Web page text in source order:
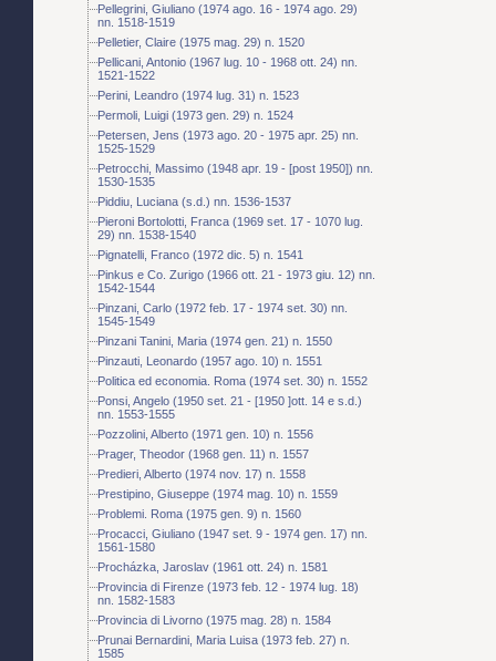
Pellegrini, Giuliano (1974 ago. 16 - 1974 ago. 29)
nn. 1518-1519
Pelletier, Claire (1975 mag. 29) n. 1520
Pellicani, Antonio (1967 lug. 10 - 1968 ott. 24) nn.
1521-1522
Perini, Leandro (1974 lug. 31) n. 1523
Permoli, Luigi (1973 gen. 29) n. 1524
Petersen, Jens (1973 ago. 20 - 1975 apr. 25) nn.
1525-1529
Petrocchi, Massimo (1948 apr. 19 - [post 1950]) nn.
1530-1535
Piddiu, Luciana (s.d.) nn. 1536-1537
Pieroni Bortolotti, Franca (1969 set. 17 - 1070 lug.
29) nn. 1538-1540
Pignatelli, Franco (1972 dic. 5) n. 1541
Pinkus e Co. Zurigo (1966 ott. 21 - 1973 giu. 12) nn.
1542-1544
Pinzani, Carlo (1972 feb. 17 - 1974 set. 30) nn.
1545-1549
Pinzani Tanini, Maria (1974 gen. 21) n. 1550
Pinzauti, Leonardo (1957 ago. 10) n. 1551
Politica ed economia. Roma (1974 set. 30) n. 1552
Ponsi, Angelo (1950 set. 21 - [1950 ]ott. 14 e s.d.)
nn. 1553-1555
Pozzolini, Alberto (1971 gen. 10) n. 1556
Prager, Theodor (1968 gen. 11) n. 1557
Predieri, Alberto (1974 nov. 17) n. 1558
Prestipino, Giuseppe (1974 mag. 10) n. 1559
Problemi. Roma (1975 gen. 9) n. 1560
Procacci, Giuliano (1947 set. 9 - 1974 gen. 17) nn.
1561-1580
Procházka, Jaroslav (1961 ott. 24) n. 1581
Provincia di Firenze (1973 feb. 12 - 1974 lug. 18)
nn. 1582-1583
Provincia di Livorno (1975 mag. 28) n. 1584
Prunai Bernardini, Maria Luisa (1973 feb. 27) n.
1585